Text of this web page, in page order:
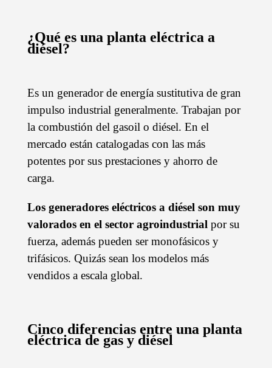
¿Qué es una planta eléctrica a
diésel?
Es un generador de energía sustitutiva de gran
impulso industrial generalmente. Trabajan por
la combustión del gasoil o diésel. En el
mercado están catalogadas con las más
potentes por sus prestaciones y ahorro de
carga.
Los generadores eléctricos a diésel son muy
valorados en el sector agroindustrialpor su
fuerza, además pueden ser monofásicos y
trifásicos. Quizás sean los modelos más
vendidos a escala global.
Cinco diferencias entre una planta
eléctrica de gas y diésel